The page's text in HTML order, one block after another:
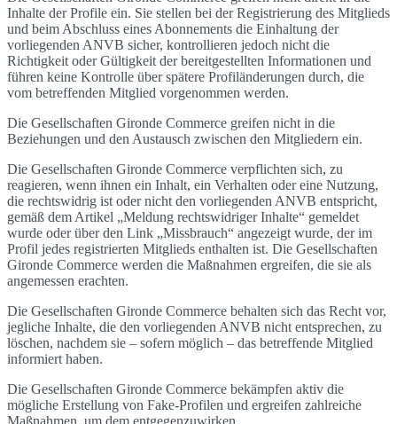
Inhalte der Profile ein. Sie stellen bei der Registrierung des Mitglieds
und beim Abschluss eines Abonnements die Einhaltung der
vorliegenden ANVB sicher, kontrollieren jedoch nicht die
Richtigkeit oder Gültigkeit der bereitgestellten Informationen und
führen keine Kontrolle über spätere Profiländerungen durch, die
vom betreffenden Mitglied vorgenommen werden.
Die Gesellschaften Gironde Commerce greifen nicht in die
Beziehungen und den Austausch zwischen den Mitgliedern ein.
Die Gesellschaften Gironde Commerce verpflichten sich, zu
reagieren, wenn ihnen ein Inhalt, ein Verhalten oder eine Nutzung,
die rechtswidrig ist oder nicht den vorliegenden ANVB entspricht,
gemäß dem Artikel „Meldung rechtswidriger Inhalte“ gemeldet
wurde oder über den Link „Missbrauch“ angezeigt wurde, der im
Profil jedes registrierten Mitglieds enthalten ist. Die Gesellschaften
Gironde Commerce werden die Maßnahmen ergreifen, die sie als
angemessen erachten.
Die Gesellschaften Gironde Commerce behalten sich das Recht vor,
jegliche Inhalte, die den vorliegenden ANVB nicht entsprechen, zu
löschen, nachdem sie – sofern möglich – das betreffende Mitglied
informiert haben.
Die Gesellschaften Gironde Commerce bekämpfen aktiv die
mögliche Erstellung von Fake-Profilen und ergreifen zahlreiche
Maßnahmen, um dem entgegenzuwirken.